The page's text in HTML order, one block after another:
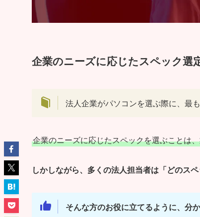
企業のニーズに応じたスペック選
法人企業がパソコンを選ぶ際に、最
企業のニーズに応じたスペックを選ぶことは
しかしながら、多くの法人担当者は「どのス
そんな方のお役に立てるように、分